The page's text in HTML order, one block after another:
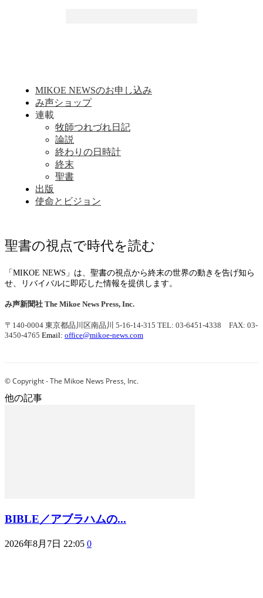
MIKOE NEWSのお申し込み
み声ショップ
連載
牧師つれづれ日記
論説
終わりの日時計
終末
聖書
出版
使命とビジョン
聖書の視点で時代を読む
「MIKOE NEWS」は、聖書の視点から終末の世界の動きを告げ知ら
せ、リバイバルに即応した情報を提供します。
み声新聞社 The Mikoe News Press, Inc.
〒140-0004 東京都品川区南品川 5-16-14-315 TEL: 03-6451-4338 FAX: 03-
3450-4765 Email: office@mikoe-news.com
© Copyright - The Mikoe News Press, Inc.
他の記事
BIBLE／アブラハムの...
2026年8月7日 22:05 0